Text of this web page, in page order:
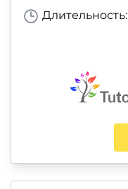
Длительность: